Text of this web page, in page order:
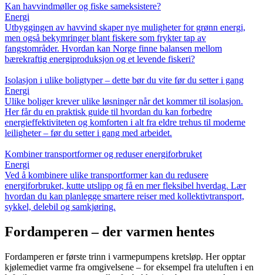
Kan havvindmøller og fiske sameksistere?
Energi
Utbyggingen av havvind skaper nye muligheter for grønn energi,
men også bekymringer blant fiskere som frykter tap av
fangstområder. Hvordan kan Norge finne balansen mellom
bærekraftig energiproduksjon og et levende fiskeri?
Isolasjon i ulike boligtyper – dette bør du vite før du setter i gang
Energi
Ulike boliger krever ulike løsninger når det kommer til isolasjon.
Her får du en praktisk guide til hvordan du kan forbedre
energieffektiviteten og komforten i alt fra eldre trehus til moderne
leiligheter – før du setter i gang med arbeidet.
Kombiner transportformer og reduser energiforbruket
Energi
Ved å kombinere ulike transportformer kan du redusere
energiforbruket, kutte utslipp og få en mer fleksibel hverdag. Lær
hvordan du kan planlegge smartere reiser med kollektivtransport,
sykkel, delebil og samkjøring.
Fordamperen – der varmen hentes
Fordamperen er første trinn i varmepumpens kretsløp. Her opptar
kjølemediet varme fra omgivelsene – for eksempel fra uteluften i en